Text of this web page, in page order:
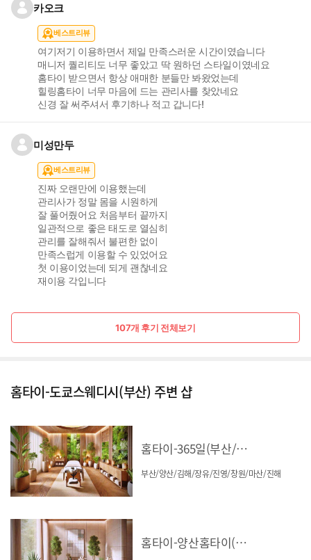
카오크
베스트리뷰
여기저기 이용하면서 제일 만족스러운 시간이였습니다
매니저 퀄리티도 너무 좋았고 딱 원하던 스타일이였네요
홈타이 받으면서 항상 애매한 분들만 봐왔었는데
힐링홈타이 너무 마음에 드는 관리사를 찾았네요
신경 잘 써주셔서 후기하나 적고 갑니다!
미성만두
베스트리뷰
진짜 오랜만에 이용했는데
관리사가 정말 몸을 시원하게
잘 풀어줬어요 처음부터 끝까지
일관적으로 좋은 태도로 열심히
관리를 잘해줘서 불편한 없이
만족스럽게 이용할 수 있었어요
첫 이용이었는데 되게 괜찮네요
재이용 각입니다
107개 후기 전체보기
홈타이-도쿄스웨디시(부산) 주변 샵
홈타이-365일(부산/양산/김해/장유/진영/창원/마산/진해)
부산/양산/김해/장유/진영/창원/마산/진해
홈타이-양산홈타이(양산)